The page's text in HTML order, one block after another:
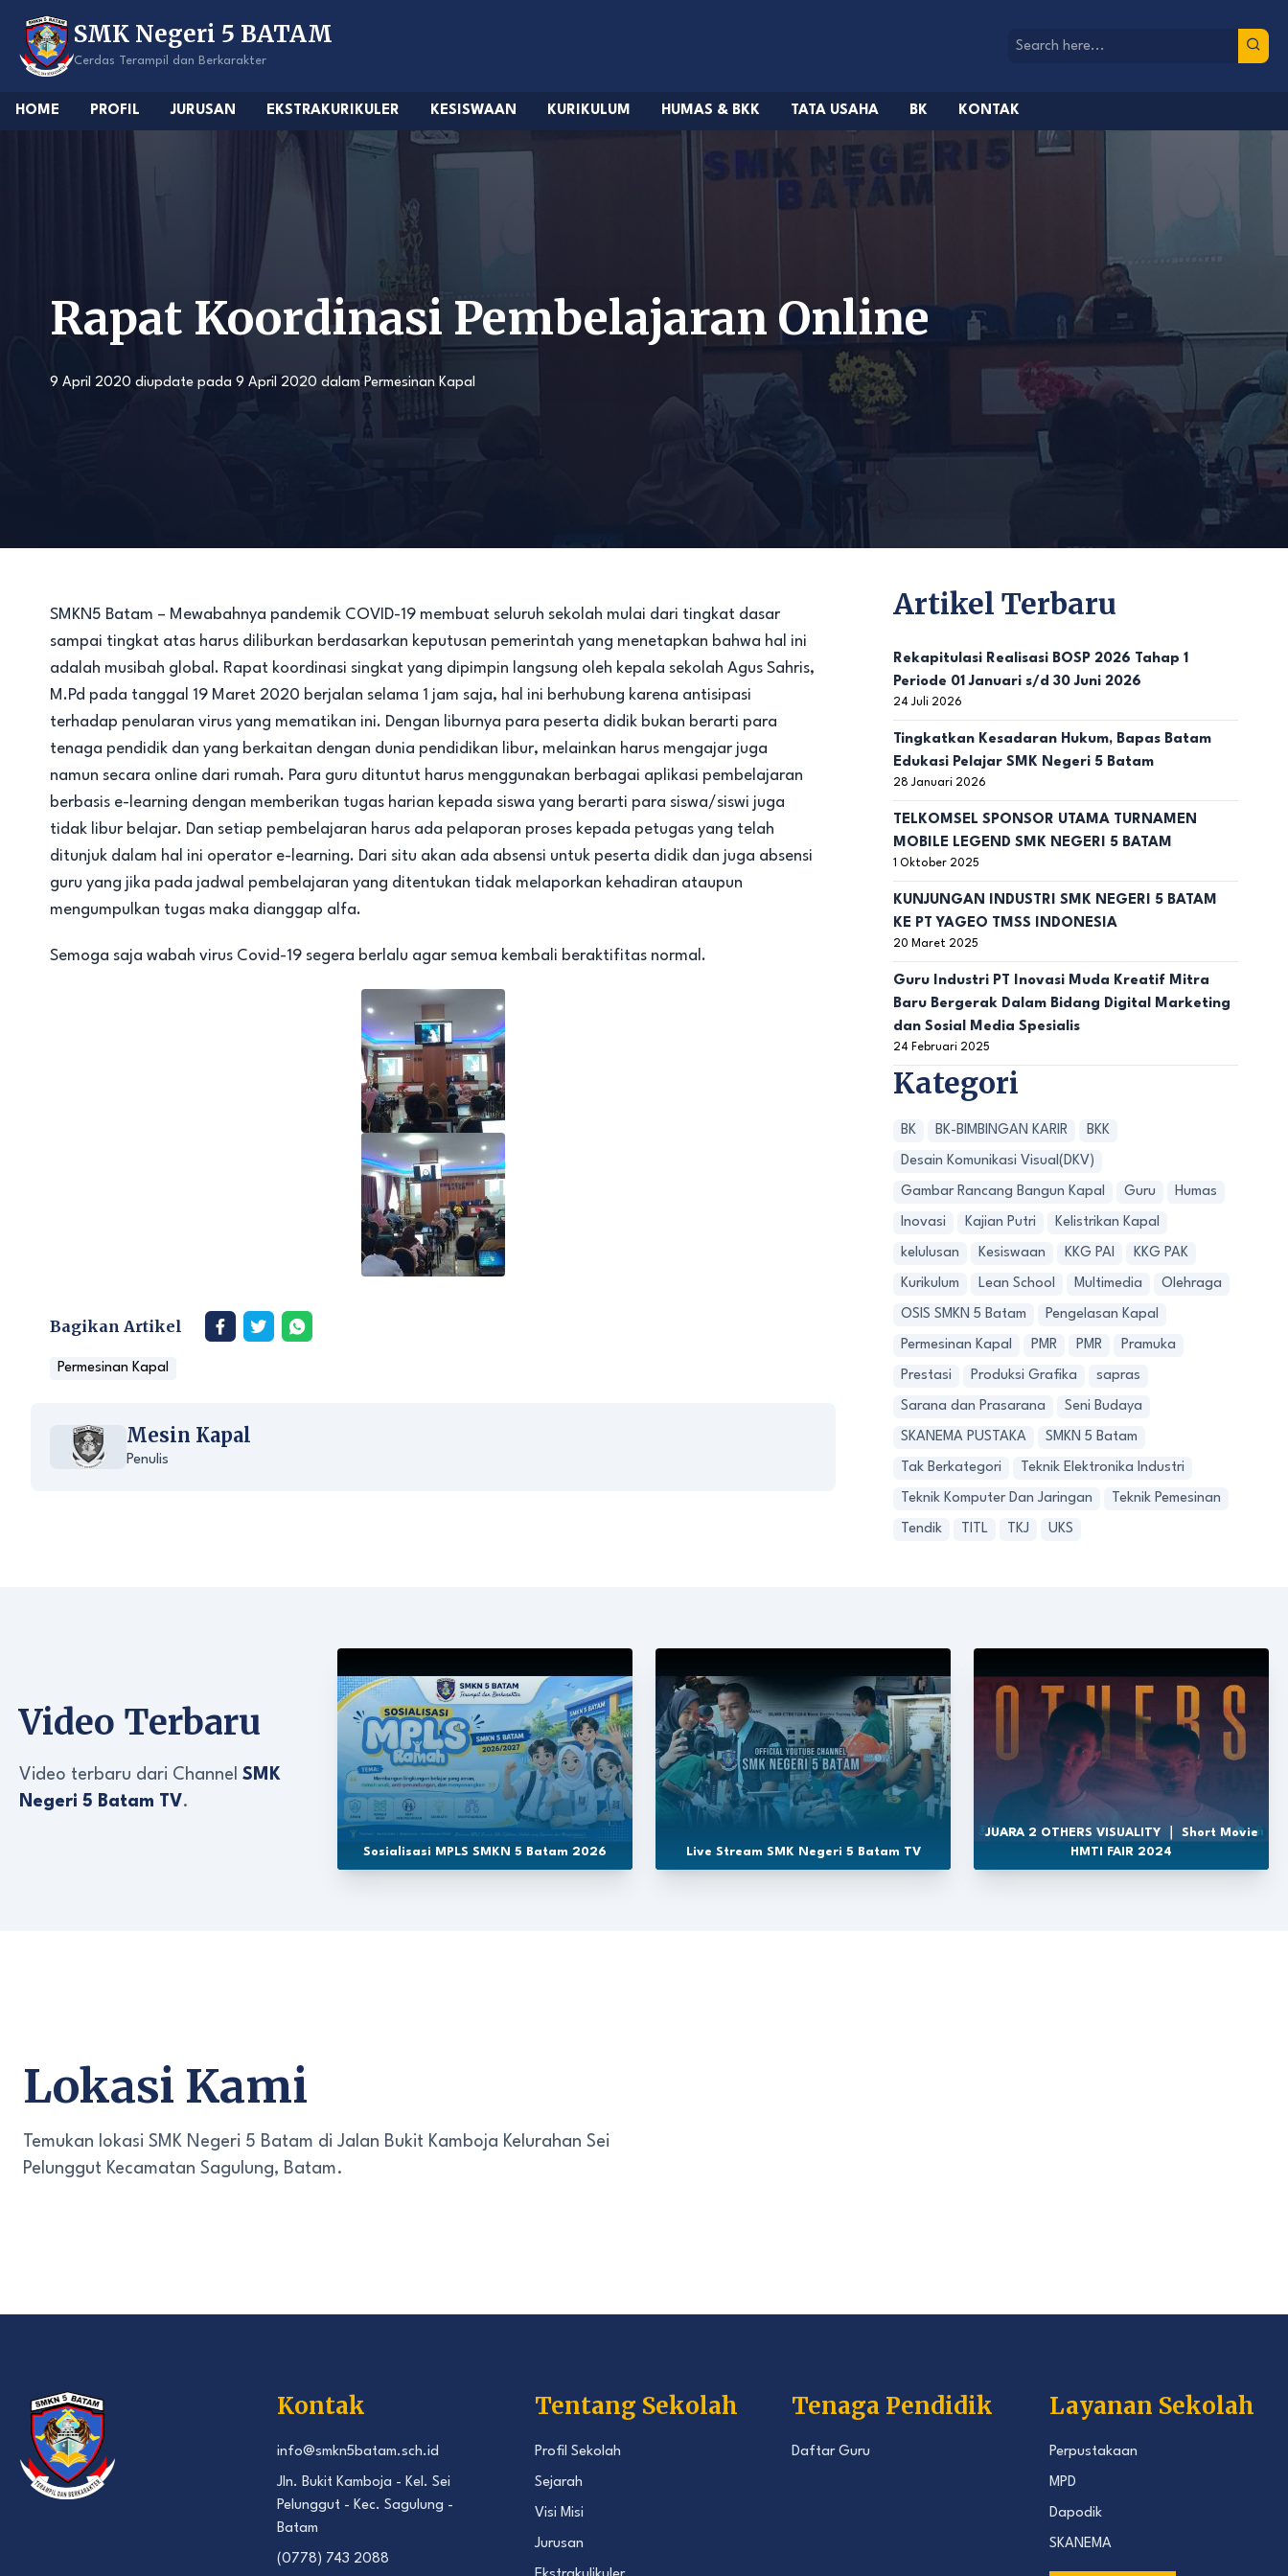
content
SMK Negeri 5 BATAM
Cerdas Terampil dan Berkarakter
HOME PROFIL JURUSAN EKSTRAKURIKULER KESISWAAN KURIKULUM HUMAS & BKK TATA USAHA BK KONTAK
Rapat Koordinasi Pembelajaran Online
9 April 2020 diupdate pada 9 April 2020 dalam Permesinan Kapal
SMKN5 Batam – Mewabahnya pandemik COVID-19 membuat seluruh sekolah mulai dari tingkat dasar
sampai tingkat atas harus diliburkan berdasarkan keputusan pemerintah yang menetapkan bahwa hal ini
adalah musibah global. Rapat koordinasi singkat yang dipimpin langsung oleh kepala sekolah Agus Sahris,
M.Pd pada tanggal 19 Maret 2020 berjalan selama 1 jam saja, hal ini berhubung karena antisipasi
terhadap penularan virus yang mematikan ini. Dengan liburnya para peserta didik bukan berarti para
tenaga pendidik dan yang berkaitan dengan dunia pendidikan libur, melainkan harus mengajar juga
namun secara online dari rumah. Para guru dituntut harus menggunakan berbagai aplikasi pembelajaran
berbasis e-learning dengan memberikan tugas harian kepada siswa yang berarti para siswa/siswi juga
tidak libur belajar. Dan setiap pembelajaran harus ada pelaporan proses kepada petugas yang telah
ditunjuk dalam hal ini operator e-learning. Dari situ akan ada absensi untuk peserta didik dan juga absensi
guru yang jika pada jadwal pembelajaran yang ditentukan tidak melaporkan kehadiran ataupun
mengumpulkan tugas maka dianggap alfa.
Semoga saja wabah virus Covid-19 segera berlalu agar semua kembali beraktifitas normal.
Bagikan Artikel
Permesinan Kapal
Mesin Kapal
Penulis
Artikel Terbaru
Rekapitulasi Realisasi BOSP 2026 Tahap 1
Periode 01 Januari s/d 30 Juni 2026
24 Juli 2026
Tingkatkan Kesadaran Hukum, Bapas Batam
Edukasi Pelajar SMK Negeri 5 Batam
28 Januari 2026
TELKOMSEL SPONSOR UTAMA TURNAMEN
MOBILE LEGEND SMK NEGERI 5 BATAM
1 Oktober 2025
KUNJUNGAN INDUSTRI SMK NEGERI 5 BATAM
KE PT YAGEO TMSS INDONESIA
20 Maret 2025
Guru Industri PT Inovasi Muda Kreatif Mitra
Baru Bergerak Dalam Bidang Digital Marketing
dan Sosial Media Spesialis
24 Februari 2025
Kategori
BK BK-BIMBINGAN KARIR BKK
Desain Komunikasi Visual(DKV)
Gambar Rancang Bangun Kapal Guru Humas
Inovasi Kajian Putri Kelistrikan Kapal
kelulusan Kesiswaan KKG PAI KKG PAK
Kurikulum Lean School Multimedia Olehraga
OSIS SMKN 5 Batam Pengelasan Kapal
Permesinan Kapal PMR PMR Pramuka
Prestasi Produksi Grafika sapras
Sarana dan Prasarana Seni Budaya
SKANEMA PUSTAKA SMKN 5 Batam
Tak Berkategori Teknik Elektronika Industri
Teknik Komputer Dan Jaringan Teknik Pemesinan
Tendik TITL TKJ UKS
Video Terbaru
Video terbaru dari Channel SMK
Negeri 5 Batam TV.
Sosialisasi MPLS SMKN 5 Batam 2026 Live Stream SMK Negeri 5 Batam TV
JUARA 2 OTHERS VISUALITY ｜ Short Movie
HMTI FAIR 2024
Lokasi Kami
Temukan lokasi SMK Negeri 5 Batam di Jalan Bukit Kamboja Kelurahan Sei
Pelunggut Kecamatan Sagulung, Batam.
Kontak
info@smkn5batam.sch.id
Jln. Bukit Kamboja - Kel. Sei
Pelunggut - Kec. Sagulung -
Batam
(0778) 743 2088
Tentang Sekolah
Profil Sekolah
Sejarah
Visi Misi
Jurusan
Tenaga Pendidik
Daftar Guru
Layanan Sekolah
Perpustakaan
MPD
Dapodik
SKANEMA